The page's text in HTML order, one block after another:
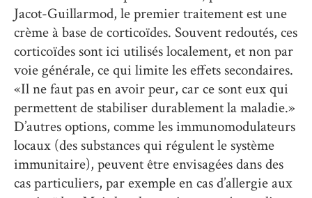
Jacot-Guillarmod, le premier traitement est une
crème à base de corticoïdes. Souvent redoutés, ces
corticoïdes sont ici utilisés localement, et non par
voie générale, ce qui limite les effets secondaires.
«Il ne faut pas en avoir peur, car ce sont eux qui
permettent de stabiliser durablement la maladie.»
D’autres options, comme les immunomodulateurs
locaux (des substances qui régulent le système
immunitaire), peuvent être envisagées dans des
cas particuliers, par exemple en cas d’allergie aux